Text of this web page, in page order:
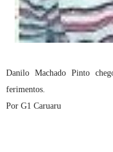
Danilo Machado Pinto
ferimentos.
Por G1 Caruaru